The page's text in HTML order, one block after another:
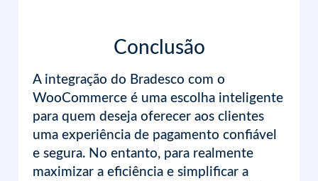
Conclusão
A integração do Bradesco com o
WooCommerce é uma escolha inteligente
para quem deseja oferecer aos clientes
uma experiência de pagamento confiável
e segura. No entanto, para realmente
maximizar a eficiência e simplificar a